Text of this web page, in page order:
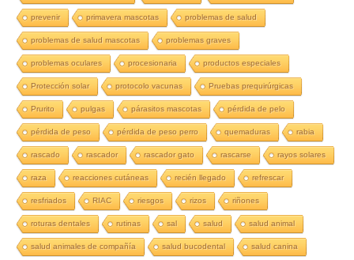
prevenir primavera mascotas problemas de salud
problemas de salud mascotas problemas graves
problemas oculares procesionaria productos especiales
Protección solar protocolo vacunas Pruebas prequirúrgicas
Prurito pulgas párasitos mascotas pérdida de pelo
pérdida de peso pérdida de peso perro quemaduras rabia
rascado rascador rascador gato rascarse rayos solares
raza reacciones cutáneas recién llegado refrescar
resfriados RIAC riesgos rizos riñones
roturas dentales rutinas sal salud salud animal
salud animales de compañía salud bucodental salud canina